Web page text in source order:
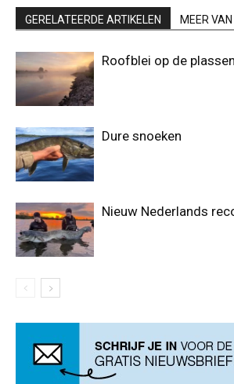
GERELATEERDE ARTIKELEN MEER
Roofblei op de plassen
Dure snoeken
Nieuw Nederlands